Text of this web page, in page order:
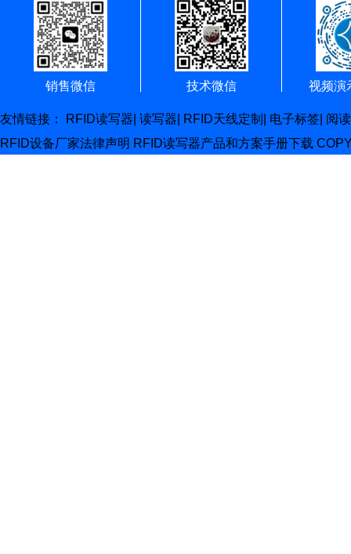
销售微信 技术微信 视频演
友情链接： RFID读写器 读写器 RFID天线定制 电子标签 阅
RFID设备厂家法律声明 RFID读写器产品和方案手册下载